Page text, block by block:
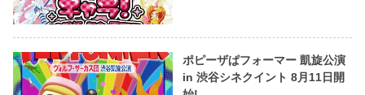
ポピーザぱフォーマー 凱旋公演
in 渋谷シネクイント 8月11日開